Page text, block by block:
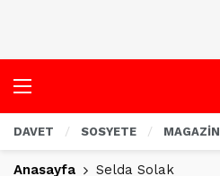
DAVET SOSYETE MAGAZİN
Anasayfa Selda Solak